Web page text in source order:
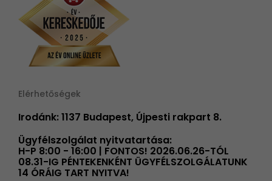
Elérhetőségek
Irodánk: 1137 Budapest, Újpesti rakpart 8.
Ügyfélszolgálat nyitvatartása:
H-P 8:00 - 16:00 | FONTOS! 2026.06.26-TÓL
08.31-IG PÉNTEKENKÉNT ÜGYFÉLSZOLGÁLATUNK
14 ÓRÁIG TART NYITVA!